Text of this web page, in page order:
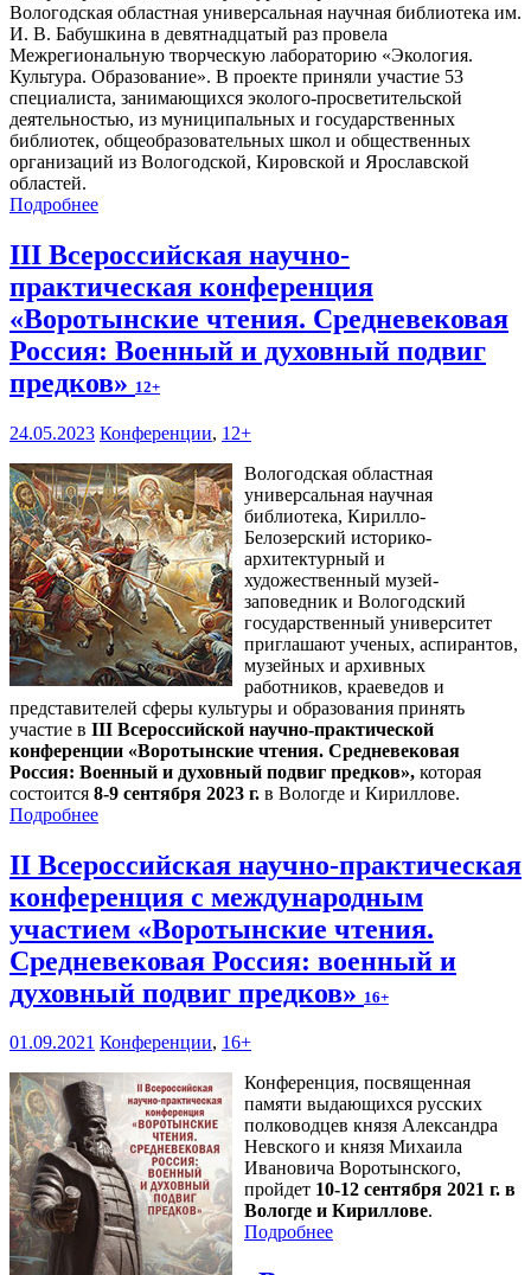
Вологодская областная универсальная научная библиотека им.
И. В. Бабушкина в девятнадцатый раз провела
Межрегиональную творческую лабораторию «Экология.
Культура. Образование». В проекте приняли участие 53
специалиста, занимающихся эколого-просветительской
деятельностью, из муниципальных и государственных
библиотек, общеобразовательных школ и общественных
организаций из Вологодской, Кировской и Ярославской
областей.
Подробнее
III Всероссийская научно-
практическая конференция
«Воротынские чтения. Средневековая
Россия: Военный и духовный подвиг
предков» 12+
24.05.2023 Конференции, 12+
Вологодская областная
универсальная научная
библиотека, Кирилло-
Белозерский историко-
архитектурный и
художественный музей-
заповедник и Вологодский
государственный университет
приглашают ученых, аспирантов,
музейных и архивных
работников, краеведов и
представителей сферы культуры и образования принять
участие в III Всероссийской научно-практической
конференции «Воротынские чтения. Средневековая
Россия: Военный и духовный подвиг предков», которая
состоится 8-9 сентября 2023 г. в Вологде и Кириллове.
Подробнее
II Всероссийская научно-практическая
конференция с международным
участием «Воротынские чтения.
Средневековая Россия: военный и
духовный подвиг предков» 16+
01.09.2021 Конференции, 16+
Конференция, посвященная
памяти выдающихся русских
полководцев князя Александра
Невского и князя Михаила
Ивановича Воротынского,
пройдет 10-12 сентября 2021 г. в
Вологде и Кириллове.
Подробнее